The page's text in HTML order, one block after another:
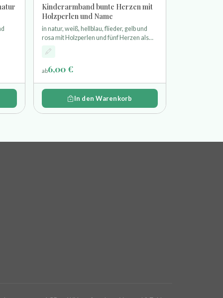
Kinderarmband bunte Herzen mit
Holzperlen und Name
in natur, weiß, hellblau, flieder, gelb und
rosa mit Holzperlen und fünf Herzen als
Motivperlen aufgefädelt auf einem sehr
elastischem Stretchband
ab6,00 €
In den Warenkorb